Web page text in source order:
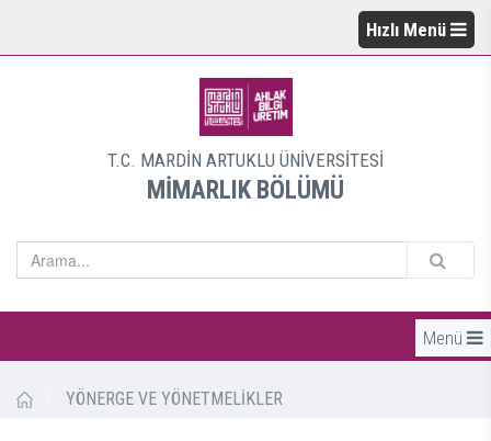
Hızlı Menü
T.C. MARDİN ARTUKLU ÜNİVERSİTESİ
MİMARLIK BÖLÜMÜ
Menü
YÖNERGE VE YÖNETMELİKLER